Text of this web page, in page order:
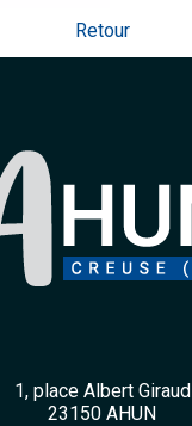
Retour
1, place Albert Giraud
23150 AHUN